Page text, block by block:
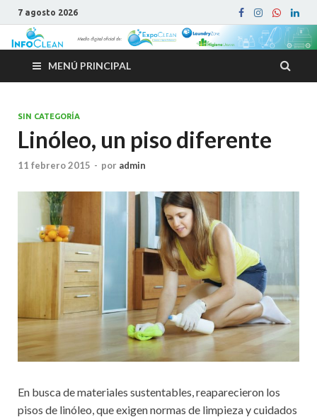
7 agosto 2026
MENÚ PRINCIPAL
SIN CATEGORÍA
Linóleo, un piso diferente
11 febrero 2015 - por admin
En busca de materiales sustentables, reaparecieron los
pisos de linóleo, que exigen normas de limpieza y cuidados